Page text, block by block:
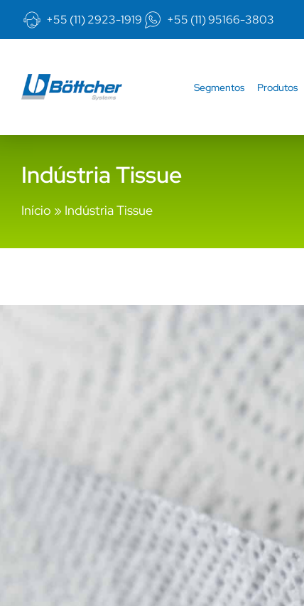
+55 (11) 2923-1919 +55 (11) 95166-3803
Segmentos Produtos
Indústria Tissue
Início » Indústria Tissue